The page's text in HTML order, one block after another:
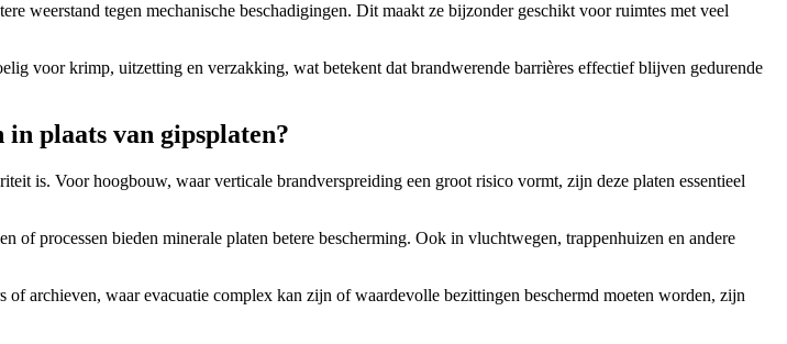
weerstand tegen mechanische beschadigingen. Dit maakt ze bijzonder geschikt voor ruimtes met veel
voor krimp, uitzetting en verzakking, wat betekent dat brandwerende barrières effectief blijven gedurende
plaats van gipsplaten?
is. Voor hoogbouw, waar verticale brandverspreiding een groot risico vormt, zijn deze platen essentieel
processen bieden minerale platen betere bescherming. Ook in vluchtwegen, trappenhuizen en andere
archieven, waar evacuatie complex kan zijn of waardevolle bezittingen beschermd moeten worden, zijn